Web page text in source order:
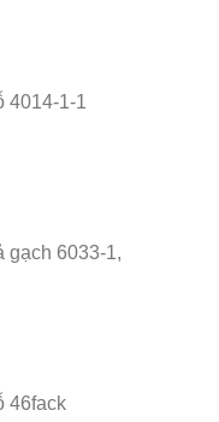
4014-1-1
gạch 6033-1,
46fack